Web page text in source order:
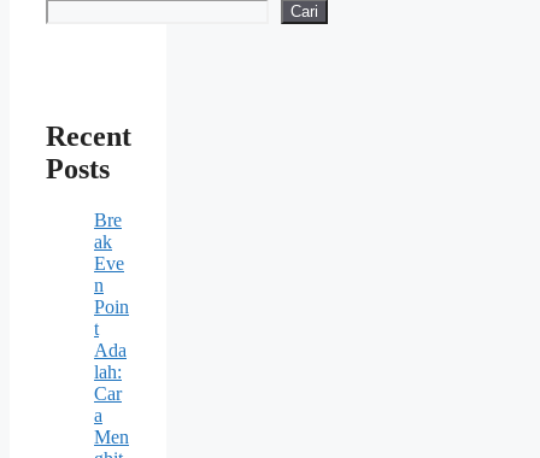
Cari
Recent
Posts
Bre
ak
Eve
n
Poin
t
Ada
lah:
Car
a
Men